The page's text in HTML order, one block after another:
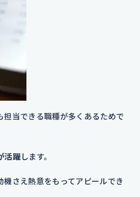
担当できる職種が多くあるためで
活躍 します。
さえ熱意をもってアピールでき